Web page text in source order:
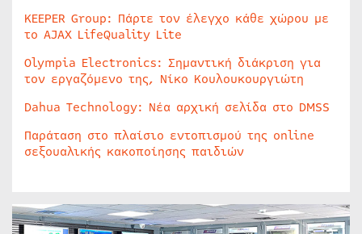
KEEPER Group: Πάρτε τον έλεγχο κάθε χώρου με
το AJAX LifeQuality Lite
Olympia Electronics: Σημαντική διάκριση για
τον εργαζόμενο της, Νίκο Κουλουκουργιώτη
Dahua Technology: Νέα αρχική σελίδα στο DMSS
Παράταση στο πλαίσιο εντοπισμού της online
σεξουαλικής κακοποίησης παιδιών